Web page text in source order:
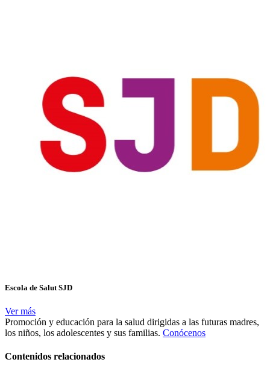
Escola de Salut SJD
Ver más
Promoción y educación para la salud dirigidas a las futuras madres,
los niños, los adolescentes y sus familias. Conócenos
Contenidos relacionados